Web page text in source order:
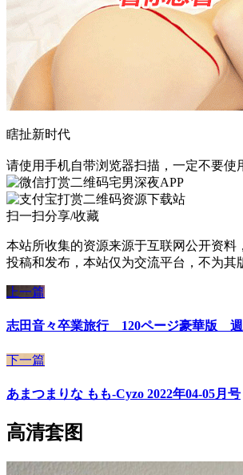
瞎扯新时代
请使用手机自带浏览器扫描，一定不要使
宅男深夜APP
资源下载站
扫一扫分享/收藏
本站所收集的资源来源于互联网公开资
投稿和发布，本站仅为交流平台，不为其
上一篇
志田音々卒業旅行 120ページ豪華版 週
下一篇
あまつまりな もも-Cyzo 2022年04-05月号
高清套图